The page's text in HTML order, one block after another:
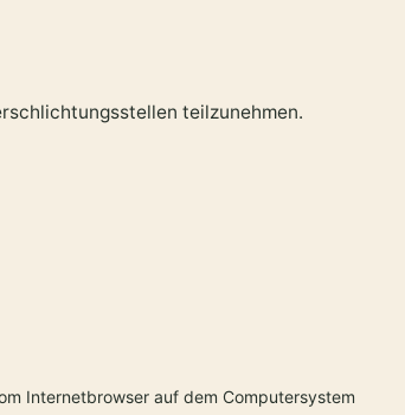
teilzunehmen.
Internetbrowser auf dem Computersystem